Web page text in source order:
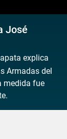
José
explica
Armadas del
medida fue